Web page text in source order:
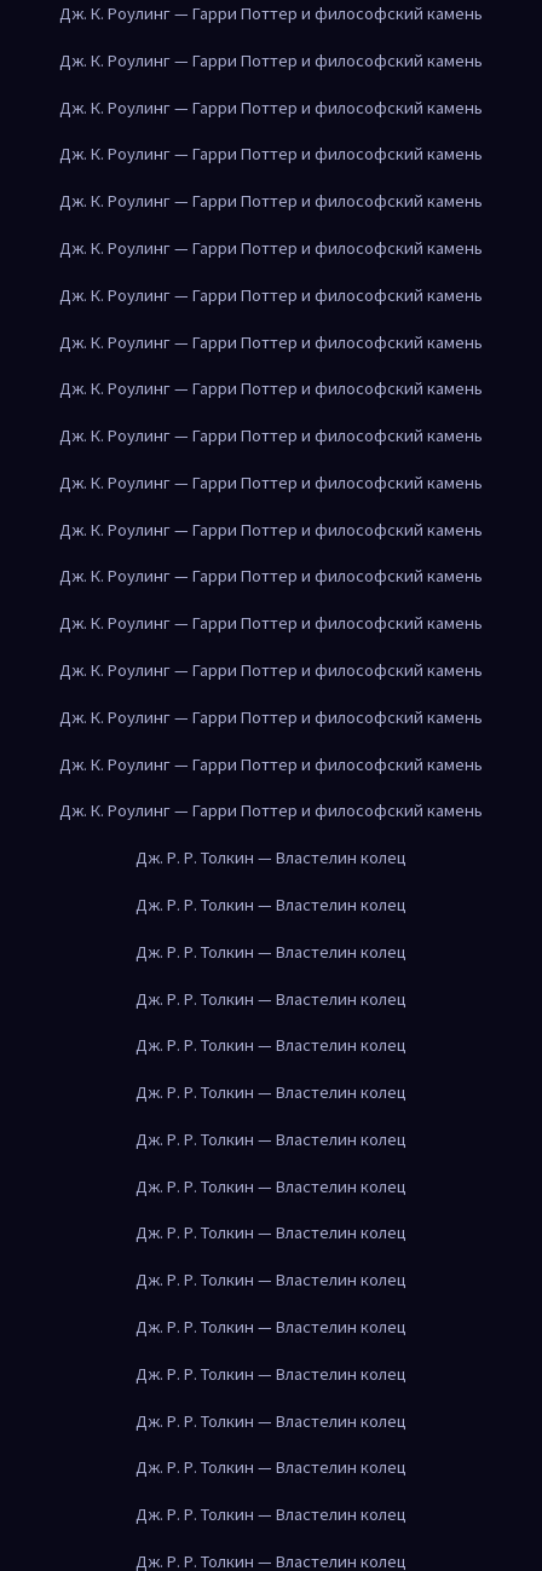
Дж. К. Роулинг — Гарри Поттер и философский камень
Дж. К. Роулинг — Гарри Поттер и философский камень
Дж. К. Роулинг — Гарри Поттер и философский камень
Дж. К. Роулинг — Гарри Поттер и философский камень
Дж. К. Роулинг — Гарри Поттер и философский камень
Дж. К. Роулинг — Гарри Поттер и философский камень
Дж. К. Роулинг — Гарри Поттер и философский камень
Дж. К. Роулинг — Гарри Поттер и философский камень
Дж. К. Роулинг — Гарри Поттер и философский камень
Дж. К. Роулинг — Гарри Поттер и философский камень
Дж. К. Роулинг — Гарри Поттер и философский камень
Дж. К. Роулинг — Гарри Поттер и философский камень
Дж. К. Роулинг — Гарри Поттер и философский камень
Дж. К. Роулинг — Гарри Поттер и философский камень
Дж. К. Роулинг — Гарри Поттер и философский камень
Дж. К. Роулинг — Гарри Поттер и философский камень
Дж. К. Роулинг — Гарри Поттер и философский камень
Дж. К. Роулинг — Гарри Поттер и философский камень
Дж. Р. Р. Толкин — Властелин колец
Дж. Р. Р. Толкин — Властелин колец
Дж. Р. Р. Толкин — Властелин колец
Дж. Р. Р. Толкин — Властелин колец
Дж. Р. Р. Толкин — Властелин колец
Дж. Р. Р. Толкин — Властелин колец
Дж. Р. Р. Толкин — Властелин колец
Дж. Р. Р. Толкин — Властелин колец
Дж. Р. Р. Толкин — Властелин колец
Дж. Р. Р. Толкин — Властелин колец
Дж. Р. Р. Толкин — Властелин колец
Дж. Р. Р. Толкин — Властелин колец
Дж. Р. Р. Толкин — Властелин колец
Дж. Р. Р. Толкин — Властелин колец
Дж. Р. Р. Толкин — Властелин колец
Дж. Р. Р. Толкин — Властелин колец